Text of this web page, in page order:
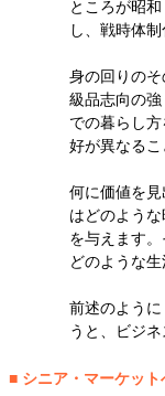
ところが昭
し、戦時体
身の回りの
級品志向の
での暮らし
好が異なる
何に価値を
はどのよう
を与えます
どのような
前述のよう
うと、ビジ
■ シニア・マーケッ